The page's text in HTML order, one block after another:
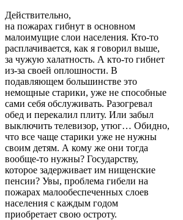
Действительно,
на пожарах гибнут в основном
малоимущие слои населения. Кто-то
расплачивается, как я говорил выше,
за чужую халатность. А кто-то гибнет
из-за своей оплошности. В
подавляющем большинстве это
немощные старики, уже не способные
сами себя обслуживать. Разогревал
обед и перекалил плиту. Или забыл
выключить телевизор, утюг… Обидно,
что все чаще старики уже не нужны
своим детям. А кому же они тогда
вообще-то нужны? Государству,
которое задерживает им нищенские
пенсии? Увы, проблема гибели на
пожарах малообеспеченных слоев
населения с каждым годом
приобретает свою остроту.